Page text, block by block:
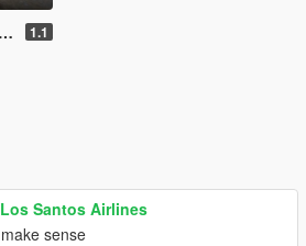
1.1
Los Santos Airlines
make sense